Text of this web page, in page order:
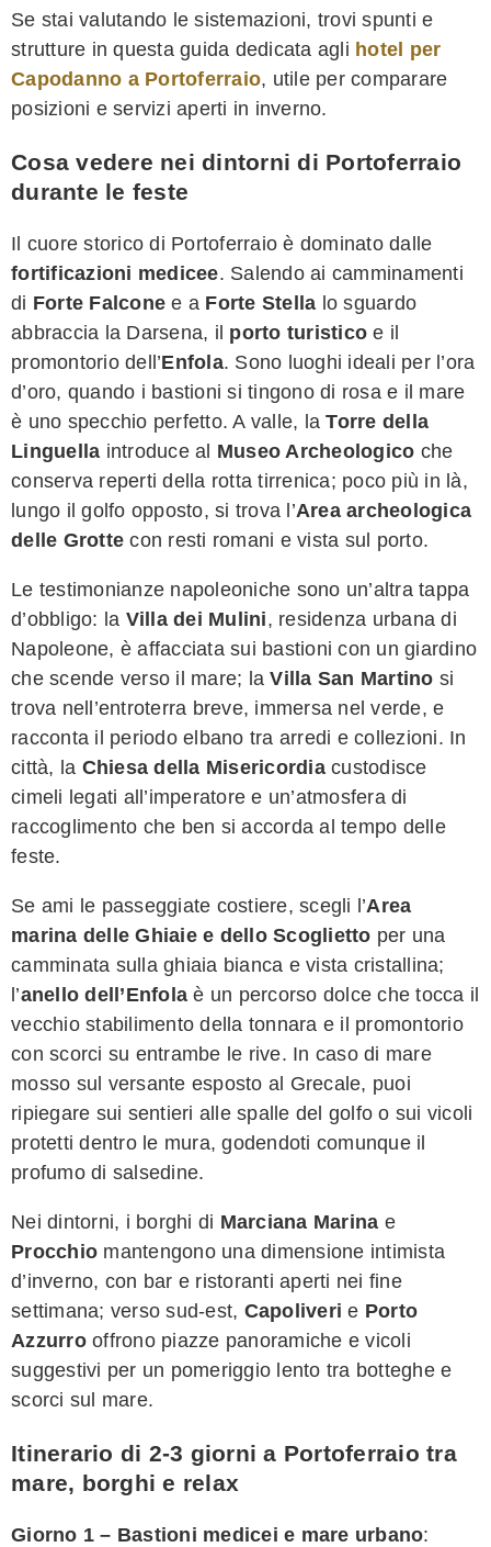
Se stai valutando le sistemazioni, trovi spunti e
strutture in questa guida dedicata agli hotel per
Capodanno a Portoferraio, utile per comparare
posizioni e servizi aperti in inverno.
Cosa vedere nei dintorni di Portoferraio
durante le feste
Il cuore storico di Portoferraio è dominato dalle
fortificazioni medicee. Salendo ai camminamenti
di Forte Falcone e a Forte Stella lo sguardo
abbraccia la Darsena, il porto turistico e il
promontorio dell’Enfola. Sono luoghi ideali per l’ora
d’oro, quando i bastioni si tingono di rosa e il mare
è uno specchio perfetto. A valle, laTorre della
Linguella introduce al Museo Archeologico che
conserva reperti della rotta tirrenica; poco più in là,
lungo il golfo opposto, si trova l’Area archeologica
delle Grotte con resti romani e vista sul porto.
Le testimonianze napoleoniche sono un’altra tappa
d’obbligo: la Villa dei Mulini, residenza urbana di
Napoleone, è affacciata sui bastioni con un giardino
che scende verso il mare; laVilla San Martino si
trova nell’entroterra breve, immersa nel verde, e
racconta il periodo elbano tra arredi e collezioni. In
città, la Chiesa della Misericordiacustodisce
cimeli legati all’imperatore e un’atmosfera di
raccoglimento che ben si accorda al tempo delle
feste.
Se ami le passeggiate costiere, scegli l’Area
marina delle Ghiaie e dello Scoglietto per una
camminata sulla ghiaia bianca e vista cristallina;
l’anello dell’Enfola è un percorso dolce che tocca il
vecchio stabilimento della tonnara e il promontorio
con scorci su entrambe le rive. In caso di mare
mosso sul versante esposto al Grecale, puoi
ripiegare sui sentieri alle spalle del golfo o sui vicoli
protetti dentro le mura, godendoti comunque il
profumo di salsedine.
Nei dintorni, i borghi di Marciana Marina e
Procchio mantengono una dimensione intimista
d’inverno, con bar e ristoranti aperti nei fine
settimana; verso sud-est, Capoliveri e Porto
Azzurrooffrono piazze panoramiche e vicoli
suggestivi per un pomeriggio lento tra botteghe e
scorci sul mare.
Itinerario di 2-3 giorni a Portoferraio tra
mare, borghi e relax
Giorno 1 – Bastioni medicei e mare urbano: